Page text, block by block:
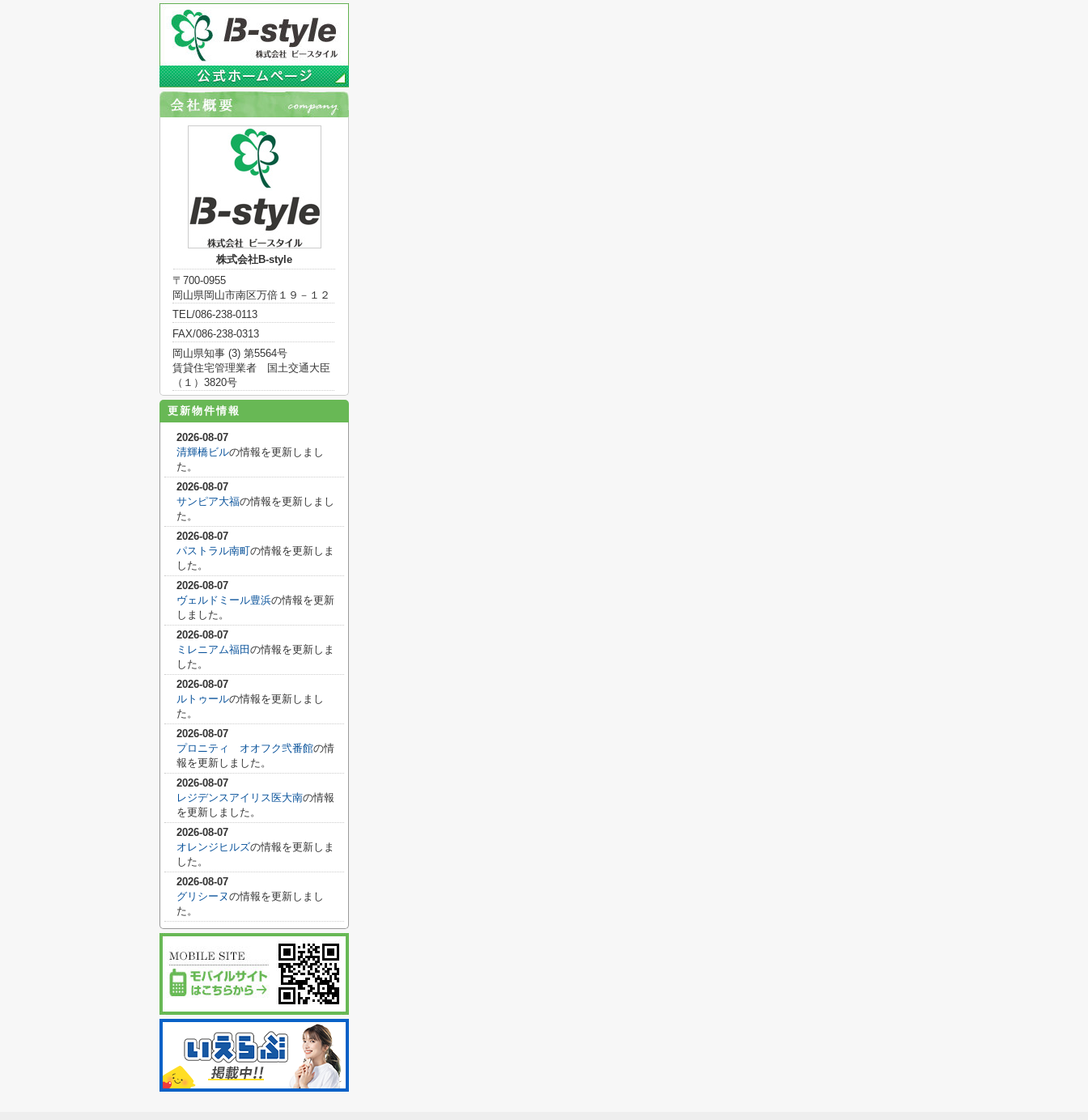
株式会社B-style
〒700-0955
岡山県岡山市南区万倍１９－１２
TEL/086-238-0113
FAX/086-238-0313
岡山県知事 (3) 第5564号
賃貸住宅管理業者 国土交通大臣
（１）3820号
更新物件情報
2026-08-07
清輝橋ビルの情報を更新しまし
た。
2026-08-07
サンピア大福の情報を更新しまし
た。
2026-08-07
パストラル南町の情報を更新しま
した。
2026-08-07
ヴェルドミール豊浜の情報を更新
しました。
2026-08-07
ミレニアム福田 の情報を更新しま
した。
2026-08-07
ルトゥールの情報を更新しまし
た。
2026-08-07
プロニティ オオフク弐番館の情
報を更新しました。
2026-08-07
レジデンスアイリス医大南の情報
を更新しました。
2026-08-07
オレンジヒルズの情報を更新しま
した。
2026-08-07
グリシーヌの情報を更新しまし
た。